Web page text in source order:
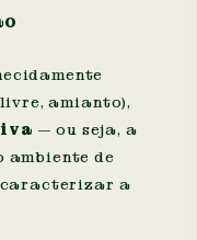
amianto),
— ou seja, a
ambiente de
a